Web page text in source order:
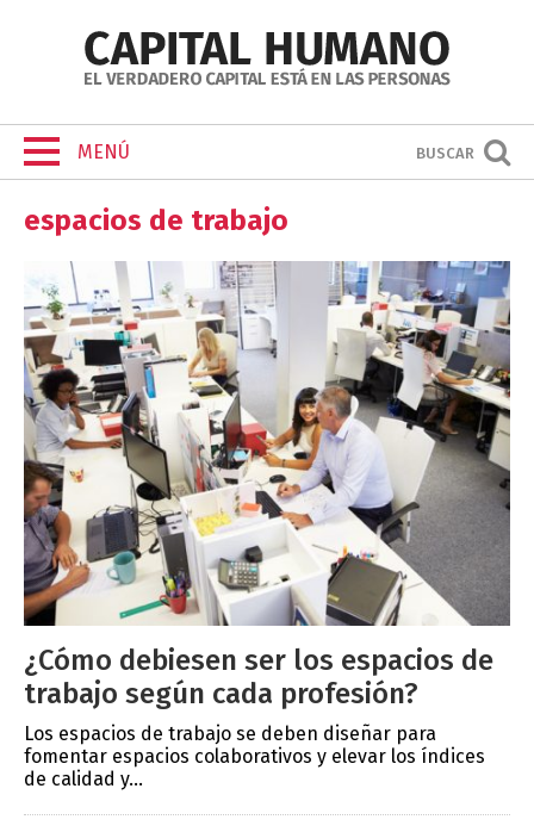
MENÚ BUSCAR
espacios de trabajo
¿Cómo debiesen ser los espacios de
trabajo según cada profesión?
Los espacios de trabajo se deben diseñar para
fomentar espacios colaborativos y elevar los índices
de calidad y...